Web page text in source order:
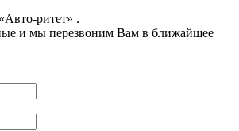
ритет» .
и мы перезвоним Вам в ближайшее